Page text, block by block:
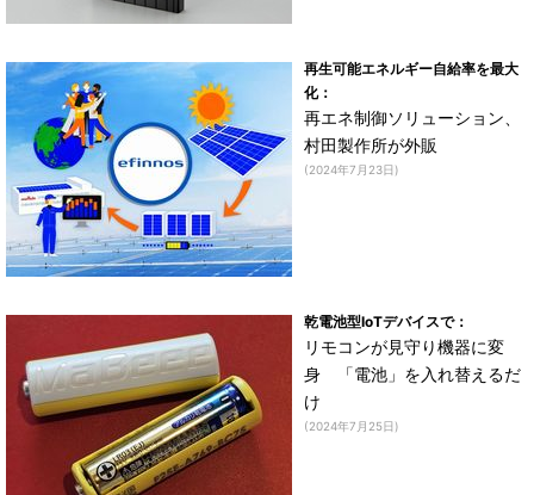
再生可能エネルギー自給率を最大
化：
再エネ制御ソリューション、
村田製作所が外販
(2024年7月23日)
乾電池型IoTデバイスで：
リモコンが見守り機器に変
身 「電池」を入れ替えるだ
け
(2024年7月25日)